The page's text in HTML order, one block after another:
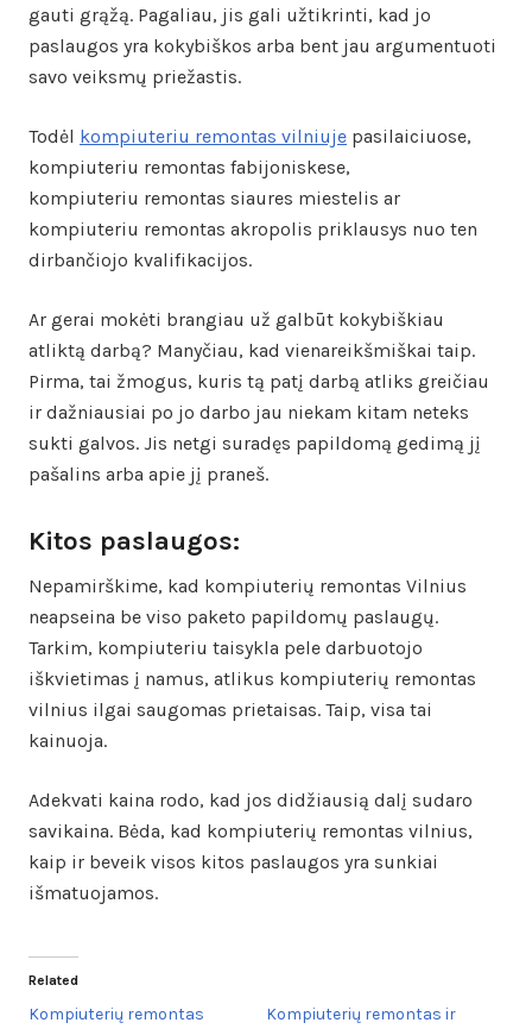
gauti grąžą. Pagaliau, jis gali užtikrinti, kad jo
paslaugos yra kokybiškos arba bent jau argumentuoti
savo veiksmų priežastis.
Todėl kompiuteriu remontas vilniuje pasilaiciuose,
kompiuteriu remontas fabijoniskese,
kompiuteriu remontas siaures miestelis ar
kompiuteriu remontas akropolis priklausys nuo ten
dirbančiojo kvalifikacijos.
Ar gerai mokėti brangiau už galbūt kokybiškiau
atliktą darbą? Manyčiau, kad vienareikšmiškai taip.
Pirma, tai žmogus, kuris tą patį darbą atliks greičiau
ir dažniausiai po jo darbo jau niekam kitam neteks
sukti galvos. Jis netgi suradęs papildomą gedimą jį
pašalins arba apie jį praneš.
Kitos paslaugos:
Nepamirškime, kad kompiuterių remontas Vilnius
neapseina be viso paketo papildomų paslaugų.
Tarkim, kompiuteriu taisykla pele darbuotojo
iškvietimas į namus, atlikus kompiuterių remontas
vilnius ilgai saugomas prietaisas. Taip, visa tai
kainuoja.
Adekvati kaina rodo, kad jos didžiausią dalį sudaro
savikaina. Bėda, kad kompiuterių remontas vilnius,
kaip ir beveik visos kitos paslaugos yra sunkiai
išmatuojamos.
Related
Kompiuterių remontas
Kompiuterių remontas ir